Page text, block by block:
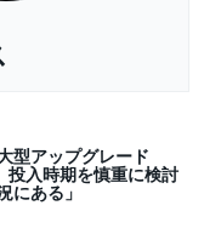
型アップグレード
入時期を慎重に検討
にある」